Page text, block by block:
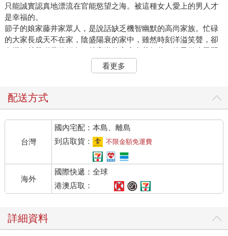
只能誠實認真地漂流在官能慾望之海。被這種女人愛上的男人才
是幸福的。
節子的娘家藤井家眾人，是說話缺乏機智幽默的高尚家族。忙碌
的大家長成天不在家，陰盛陽衰的家中，雖然時刻洋溢笑聲，卻
有機智越發稀薄的傾向。越高尚的家庭尤其如此。節子從小已習
於偽善，做夢也沒想過那是不好的，但這當然不是她的錯。
然而，在音樂和服裝方面，節子受益於這樣的環境，品味非常洗
迅速滾動的對話中，一定的速度、一定的遣詞用字，凡是有耳朵
再怎麼模仿都模仿不來，那堅定表露出一定階級的特徵。
在現代，光是不抱任何野心，好像就已堪稱優雅，因此節子是優
雅的。對女人而言，優雅就是美的代名詞。因為男人憧憬的，比
起陋巷大雜院的美女，毋寧是雖然沒那麼美貌卻很優雅的女人。
少女時代雖也有幾個男人留下些許回憶，節子還是和父母挑選的
對象結婚了。丈夫倉越一郎，像世間一般男子那樣給她愛的啟
蒙，節子就忠實地跟著學習。也生了一個兒子。
什麼河的對岸，結果卻因此被帶到河岸邊，從此被對岸草叢的沙
沙晃動吸引了目光。可丈夫卻在這頭的河岸長睡不醒，明明還不
看更多
配送方式
台灣
國內宅配：本島、離島
到店取貨：
不限金額免運費
海外
國際快遞：全球
港澳店取：
詳細資料